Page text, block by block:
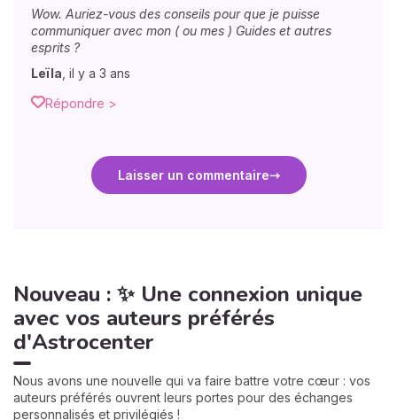
Wow. Auriez-vous des conseils pour que je puisse
communiquer avec mon ( ou mes ) Guides et autres
esprits ?
Leïla il y a 3 ans
Répondre >
Laisser un commentaire
Nouveau : ✨ Une connexion unique
avec vos auteurs préférés
d'Astrocenter
Nous avons une nouvelle qui va faire battre votre cœur : vos
auteurs préférés ouvrent leurs portes pour des échanges
personnalisés et privilégiés !